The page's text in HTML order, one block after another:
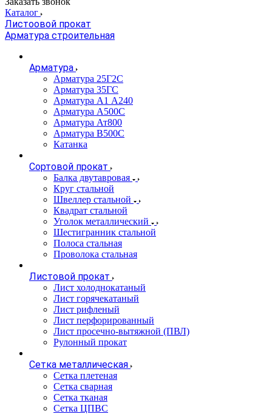
Каталог
Листоовой прокат
Арматура строительная
Арматура
Арматура 25Г2С
Арматура 35ГС
Арматура А1 А240
Арматура А500С
Арматура Ат800
Арматура В500С
Катанка
Сортовой прокат
Балка двутавровая
Круг стальной
Швеллер стальной
Квадрат стальной
Уголок металлический
Шестигранник стальной
Полоса стальная
Проволока стальная
Листовой прокат
Лист холоднокатаный
Лист горячекатаный
Лист рифленый
Лист перфорированный
Лист просечно-вытяжной (ПВЛ)
Рулонный прокат
Сетка металлическая
Сетка плетеная
Сетка сварная
Сетка тканая
Сетка ЦПВС